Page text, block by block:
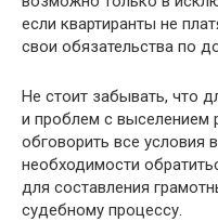
если квартиранты не
свои обязательства по
Не стоит забывать, что
и проблем с выселением
обговорить все условия
необходимости
для составления
судебному процессу.